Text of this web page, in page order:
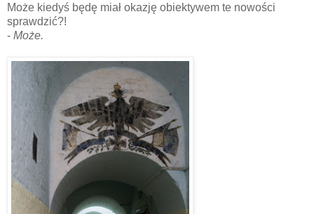
Może kiedyś będę miał okazję obiektywem te nowości
sprawdzić?!
- Może.